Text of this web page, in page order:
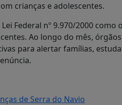
crianças e adolescentes.
Federal nº 9.970/2000 como
Ao longo do mês,
para alertar famílias,
de Serra do Navio